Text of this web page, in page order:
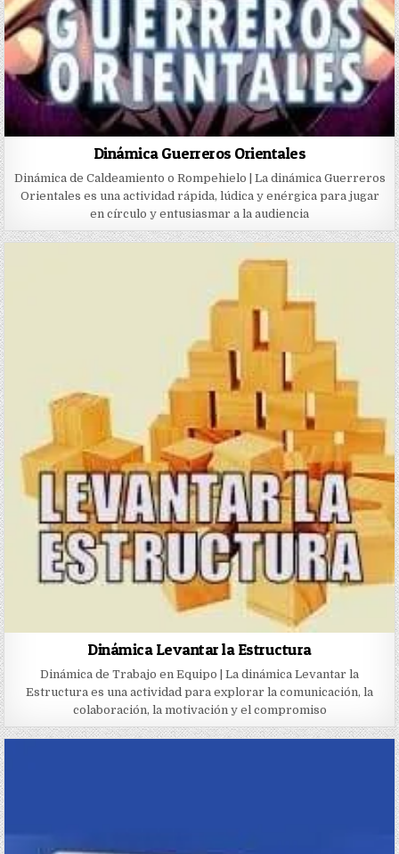
Dinámica Guerreros Orientales
Dinámica de Caldeamiento o Rompehielo | La dinámica Guerreros
Orientales es una actividad rápida, lúdica y enérgica para jugar
en círculo y entusiasmar a la audiencia
Dinámica Levantar la Estructura
Dinámica de Trabajo en Equipo | La dinámica Levantar la
Estructura es una actividad para explorar la comunicación, la
colaboración, la motivación y el compromiso